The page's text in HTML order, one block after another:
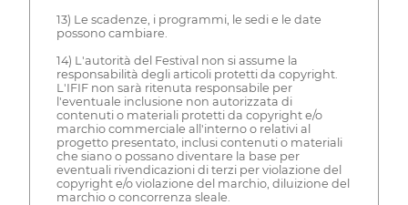
13) Le scadenze, i programmi, le sedi e le date
possono cambiare.
14) L'autorità del Festival non si assume la
responsabilità degli articoli protetti da copyright.
L'IFIF non sarà ritenuta responsabile per
l'eventuale inclusione non autorizzata di
contenuti o materiali protetti da copyright e/o
marchio commerciale all'interno o relativi al
progetto presentato, inclusi contenuti o materiali
che siano o possano diventare la base per
eventuali rivendicazioni di terzi per violazione del
copyright e/o violazione del marchio, diluizione del
marchio o concorrenza sleale.